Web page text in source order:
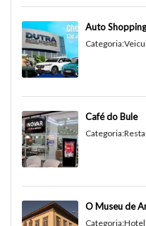
Auto
Categoria:
Café do Bule
Categoria:
O Museu de
Categoria: